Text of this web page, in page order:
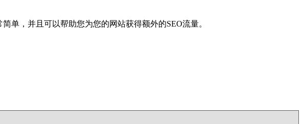
单，并且可以帮助您为您的网站获得额外的SEO流量。